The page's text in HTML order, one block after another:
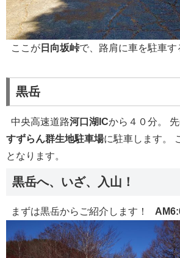
ここが 日向坂峠で、路肩に車を駐車す
黒岳
中央高速道路河口湖ICから４０分。
すずらん群生地駐車場に駐車します。
となります。
黒岳へ、いざ、入山！
まずは黒岳からご紹介します！